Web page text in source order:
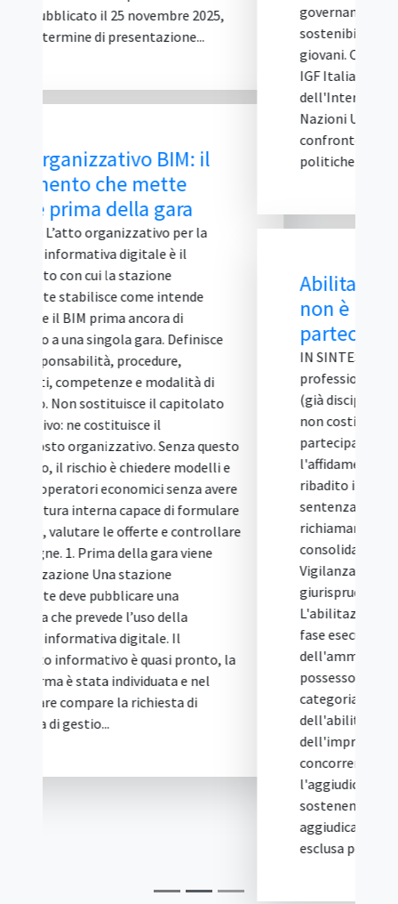
governance multistakeholder,
sostenibilità digitale e partecipazione dei
giovani. Cos'è IGF Italia e chi lo organizza
dell'Internet Governance Forum delle
Nazioni Unite, la piattaforma globale di
politiche di I...
Abilitazione D.M. 37/2008
non è requisito di
partecipazione alla gara
IN SINTESI L'abilitazione tecnico-
professionale prevista dal D.M. n. 37/2008
(già disciplinata dalla legge n. 46/1990)
non costituisce un requisito di
partecipazione alle procedure di gara per
l'affidamento di appalti pubblici. Lo ha
ribadito il TAR Puglia, Bari, Sez. I, con la
sentenza 3 agosto 2026, n. 954,
richiamando un orientamento
consolidato dell'allora Autorità di
Vigilanza sui Contratti Pubblici e della
giurisprudenza amministrativa.
L'abilitazione va infatti dimostrata in
fase esecutiva, mentre ai fini
dell'ammissione in gara è sufficiente il
possesso della qualificazione SOA nella
categoria pertinente. Il caso: mancanza
dell'abilitazione D.M. 37/2008 e ricorso
dell'impresa concorrente Una società
l'aggiudicazione di una procedura di gara,
esclusa per carenza dell'abilitazione...